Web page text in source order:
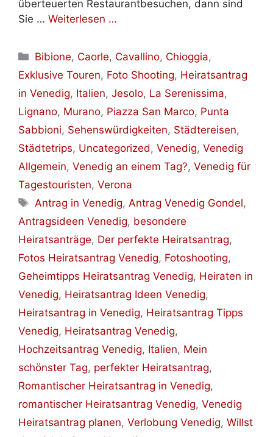
überteuerten Restaurantbesuchen, dann sind
Sie … Weiterlesen …
Kategorien
Bibione, Caorle, Cavallino, Chioggia,
Exklusive Touren, Foto Shooting, Heiratsantrag
in Venedig, Italien, Jesolo, La Serenissima,
Lignano, Murano, Piazza San Marco, Punta
Sabbioni, Sehenswürdigkeiten, Städtereisen,
Städtetrips, Uncategorized , Venedig, Venedig
Allgemein, Venedig an einem Tag?, Venedig für
Tagestouristen, Verona
Schlagwörter
Antrag in Venedig, Antrag Venedig Gondel,
Antragsideen Venedig, besondere
Heiratsanträge, Der perfekte Heiratsantrag,
Fotos Heiratsantrag Venedig, Fotoshooting,
Geheimtipps Heiratsantrag Venedig, Heiraten in
Venedig, Heiratsantrag Ideen Venedig,
Heiratsantrag in Venedig, Heiratsantrag Tipps
Venedig, Heiratsantrag Venedig,
Hochzeitsantrag Venedig, Italien, Mein
schönster Tag, perfekter Heiratsantrag,
Romantischer Heiratsantrag in Venedig,
romantischer Heiratsantrag Venedig, Venedig
Heiratsantrag planen, Verlobung Venedig, Willst